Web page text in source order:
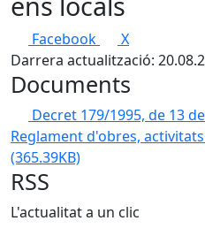
Facebook
X
Darrera actualització:
Documents
Decret 179/1995, de 13
Reglament d'obres,
(365.39KB)
RSS
L'actualitat a un clic